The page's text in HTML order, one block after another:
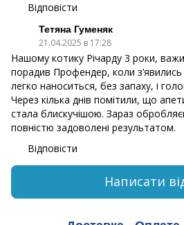
Відповісти
Тетяна Гуменяк
21.04.2025 в 17:28
Нашому котику Річарду 3 роки,
порадив Профендер, коли з’явились
легко наноситься, без запаху, і
Через кілька днів помітили, що
стала блискучішою. Зараз
повністю задоволені результатом.
Відповісти
Написати